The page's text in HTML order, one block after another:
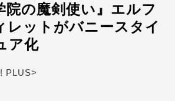
院の魔剣使い』エルフ
レットがバニースタイ
ア化
PLUS>